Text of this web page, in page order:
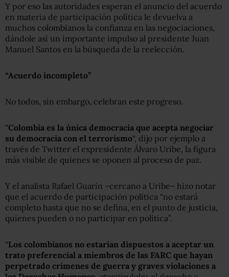
Y por eso las autoridades esperan el anuncio del acuerdo
en materia de participación política le devuelva a
muchos colombianos la confianza en las negociaciones,
dándole así un importante impulso al presidente Juan
Manuel Santos en la búsqueda de la reelección.
“Acuerdo incompleto”
No todos, sin embargo, celebran este progreso.
“Colombia es la única democracia que acepta negociar
su democracia con el terrorismo“, dijo por ejemplo a
través de Twitter el expresidente Álvaro Uribe, la figura
más visible de quienes se oponen al proceso de paz.
Y el analista Rafael Guarín –cercano a Uribe– hizo notar
que el acuerdo de participación política “no estará
completo hasta que no se defina, en el punto de justicia,
quienes pueden o no participar en política”.
“Los colombianos no estarían dispuestos a aceptar un
trato preferencial a miembros de las FARC que hayan
perpetrado crímenes de guerra y graves violaciones a